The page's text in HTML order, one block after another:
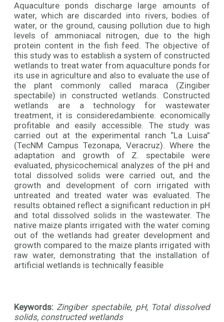
Aquaculture ponds discharge large amounts of
water, which are discarded into rivers, bodies of
water, or the ground, causing pollution due to high
levels of ammoniacal nitrogen, due to the high
protein content in the fish feed. The objective of
this study was to establish a system of constructed
wetlands to treat water from aquaculture ponds for
its use in agriculture and also to evaluate the use of
the plant commonly called maraca (Zingiber
spectabile) in constructed wetlands. Constructed
wetlands are a technology for wastewater
treatment, it is consideredambiente. economically
profitable and easily accessible. The study was
carried out at the experimental ranch “La Luisa”
(TecNM Campus Tezonapa, Veracruz). Where the
adaptation and growth of Z. spectabile were
evaluated, physicochemical analyzes of the pH and
total dissolved solids were carried out, and the
growth and development of corn irrigated with
untreated and treated water was evaluated. The
results obtained reflect a significant reduction in pH
and total dissolved solids in the wastewater. The
native maize plants irrigated with the water coming
out of the wetlands had greater development and
growth compared to the maize plants irrigated with
raw water, demonstrating that the installation of
artificial wetlands is technically feasible
Keywords: Zingiber spectabile, pH, Total dissolved
solids, constructed wetlands